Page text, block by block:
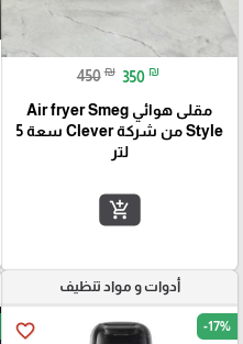
450 ₪ 350 ₪
مقلى هوائي Air fryer Smeg
Style من شركة Clever سعة 5
لتر
add_shopping_cart
أدوات و مواد تنظيف
favorite_border -17%